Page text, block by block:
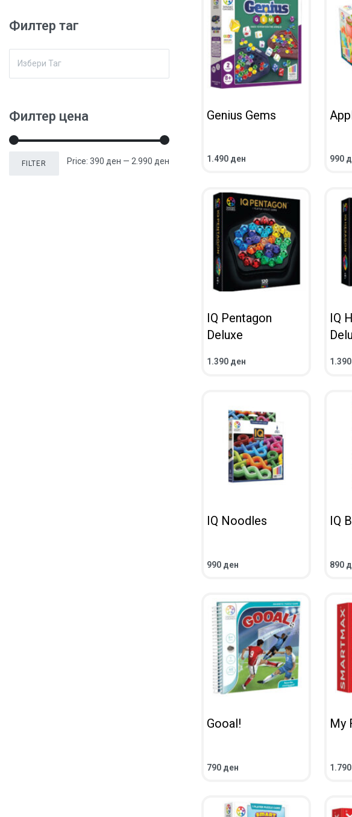
Филтер таг
Филтер цена
FILTER Price: 390 ден — 2.990 ден
Genius Gems
1.490 ден
ADD TO CART
990
ADD
IQ Pentagon
Deluxe
1.390 ден
ADD TO CART
IQ
1.390
ADD
IQ Noodles
990 ден
ADD TO CART
IQ
890
ADD
Gooal!
790 ден
ADD TO CART
My
1.790
ADD